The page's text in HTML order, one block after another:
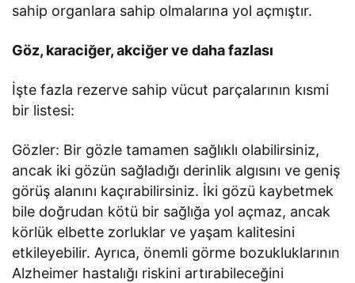
sahip organlara sahip olmalarına yol açmıştır.
Göz, karaciğer, akciğer ve daha fazlası
İşte fazla rezerve sahip vücut parçalarının kısmi
bir listesi:
Gözler: Bir gözle tamamen sağlıklı olabilirsiniz,
ancak iki gözün sağladığı derinlik algısını ve geniş
görüş alanını kaçırabilirsiniz. İki gözü kaybetmek
bile doğrudan kötü bir sağlığa yol açmaz, ancak
körlük elbette zorluklar ve yaşam kalitesini
etkileyebilir. Ayrıca, önemli görme bozukluklarının
Alzheimer hastalığı riskini artırabileceğini